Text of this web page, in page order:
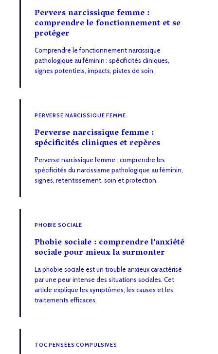
Pervers narcissique femme :
comprendre le fonctionnement et se
protéger
Comprendre le fonctionnement narcissique
pathologique au féminin : spécificités cliniques,
signes potentiels, impacts, pistes de soin.
PERVERSE NARCISSIQUE FEMME
Perverse narcissique femme :
spécificités cliniques et repères
Perverse narcissique femme : comprendre les
spécificités du narcissisme pathologique au féminin,
signes, retentissement, soin et protection.
PHOBIE SOCIALE
Phobie sociale : comprendre l'anxiété
sociale pour mieux la surmonter
La phobie sociale est un trouble anxieux caractérisé
par une peur intense des situations sociales. Cet
article explique les symptômes, les causes et les
traitements efficaces.
TOC PENSÉES COMPULSIVES